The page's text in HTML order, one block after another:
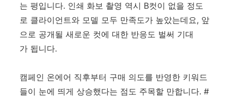
는 평입니다. 인쇄 화보 촬영 역시 B컷이 없을 정도
로 클라이언트와 모델 모두 만족도가 높았는데요, 앞
으로 공개될 새로운 컷에 대한 반응도 벌써 기대
가 됩니다.
캠페인 온에어 직후부터 구매 의도를 반영한 키워드
들이 눈에 띄게 상승했다는 점도 주목할 만합니다. #